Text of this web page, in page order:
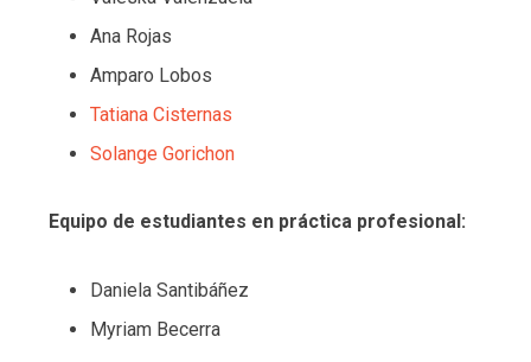
Ana Rojas
Amparo Lobos
Tatiana Cisternas
Solange Gorichon
Equipo de estudiantes en práctica profesional:
Daniela Santibáñez
Myriam Becerra